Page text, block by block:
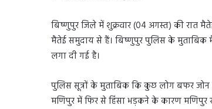
बिष्णुपुर जिले में शुक्रवार (04 अगस्त) की रात
मैतेई समुदाय से हैं। बिष्णुपुर पुलिस के
लगा दी गई है।
पुलिस सूत्रों के मुताबिक कि कुछ लोग बफर जोन
मणिपुर में फिर से हिंसा भड़कने के कारण मणिपुर